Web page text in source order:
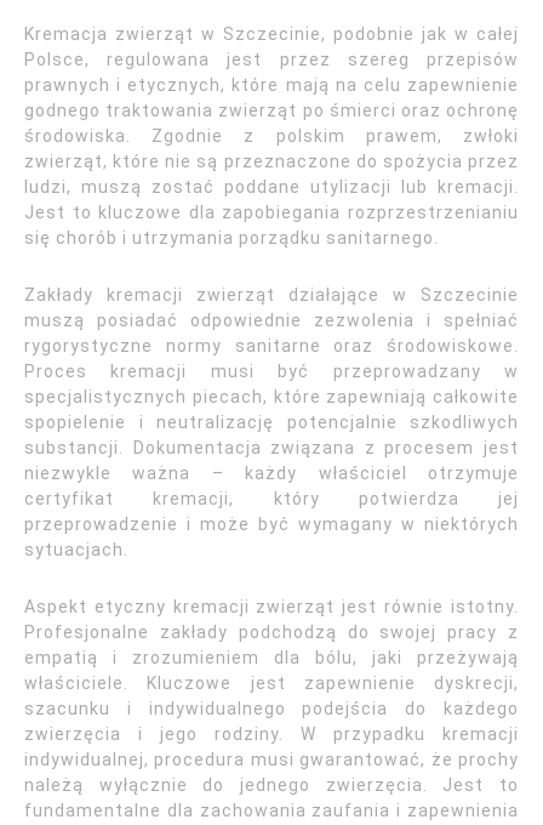
Kremacja zwierząt w Szczecinie, podobnie jak w całej
Polsce, regulowana jest przez szereg przepisów
prawnych i etycznych, które mają na celu zapewnienie
godnego traktowania zwierząt po śmierci oraz ochronę
środowiska. Zgodnie z polskim prawem, zwłoki
zwierząt, które nie są przeznaczone do spożycia przez
ludzi, muszą zostać poddane utylizacji lub kremacji.
Jest to kluczowe dla zapobiegania rozprzestrzenianiu
się chorób i utrzymania porządku sanitarnego.
Zakłady kremacji zwierząt działające w Szczecinie
muszą posiadać odpowiednie zezwolenia i spełniać
rygorystyczne normy sanitarne oraz środowiskowe.
Proces kremacji musi być przeprowadzany w
specjalistycznych piecach, które zapewniają całkowite
spopielenie i neutralizację potencjalnie szkodliwych
substancji. Dokumentacja związana z procesem jest
niezwykle ważna – każdy właściciel otrzymuje
certyfikat kremacji, który potwierdza jej
przeprowadzenie i może być wymagany w niektórych
sytuacjach.
Aspekt etyczny kremacji zwierząt jest równie istotny.
Profesjonalne zakłady podchodzą do swojej pracy z
empatią i zrozumieniem dla bólu, jaki przeżywają
właściciele. Kluczowe jest zapewnienie dyskrecji,
szacunku i indywidualnego podejścia do każdego
zwierzęcia i jego rodziny. W przypadku kremacji
indywidualnej, procedura musi gwarantować, że prochy
należą wyłącznie do jednego zwierzęcia. Jest to
fundamentalne dla zachowania zaufania i zapewnienia